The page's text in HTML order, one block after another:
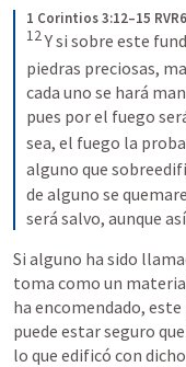
1 Corintios 3:12–15
12 Y si sobre este
piedras preciosas,
cada uno se hará
pues por el fuego
sea, el fuego la
alguno que
de alguno se
será salvo, aunque
Si alguno ha sido
toma como un
ha encomendado,
puede estar seguro
lo que edificó con